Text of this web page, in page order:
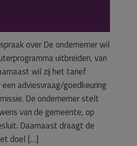
over De ondernemer wil
uitbreiden, van
wil zij het tarief
adviesvraag/goedkeuring
De ondernemer stelt
van de gemeente, op
Daarnaast draagt de
doel […]